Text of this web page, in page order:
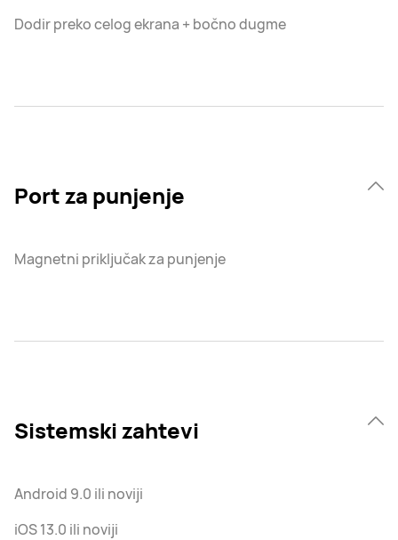
Dodir preko celog ekrana + bočno dugme
Port za punjenje
Magnetni priključak za punjenje
Sistemski zahtevi
Android 9.0 ili noviji
iOS 13.0 ili noviji